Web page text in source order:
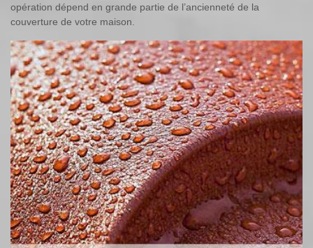
opération dépend en grande partie de l’ancienneté de la
couverture de votre maison.